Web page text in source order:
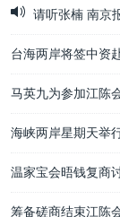
请听张楠 南京
台海两岸将签中资
马英九为参加江陈
海峡两岸星期天举
温家宝会晤钱复商
筹备磋商结束江陈